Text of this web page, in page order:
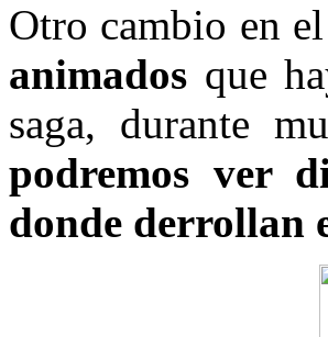
Otro cambio en
animados que
saga, durante
podremos ver
donde derrollan